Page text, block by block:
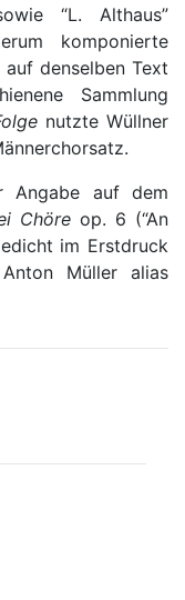
“L. Althaus”
komponierte
auf denselben Text
Sammlung
nutzte Wüllner
Angabe auf dem
Chöre op. 6 (“An
im Erstdruck
Müller alias